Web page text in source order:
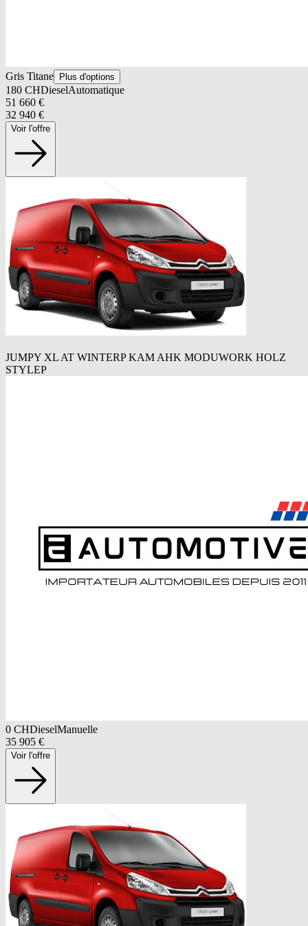
Gris Titane Plus d'options
180 CHDieselAutomatique
51 660 €
32 940 €
Voir l'offre
JUMPY XL AT WINTERP KAM AHK MODUWORK HOLZ
STYLEP
0 CHDieselManuelle
35 905 €
Voir l'offre